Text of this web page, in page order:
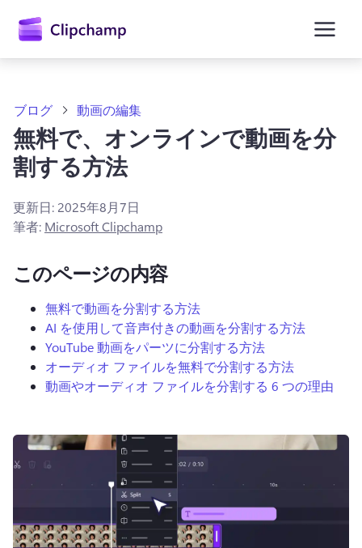
テ
ログイン
無料で試す
ブログ 動画の編集
無料で、オンラインで動画を分
割する方法
更新日: 2025年8月7日
筆者: Microsoft Clipchamp
このページの内容
無料で動画を分割する方法
AI を使用して音声付きの動画を分割する方法
YouTube 動画をパーツに分割する方法
オーディオ ファイルを無料で分割する方法
動画やオーディオ ファイルを分割する 6 つの理由